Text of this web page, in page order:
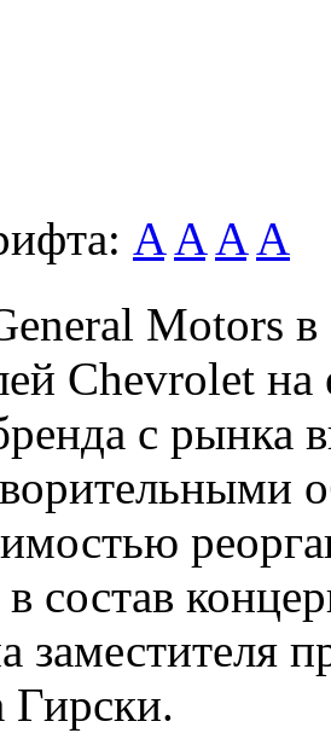
A A A A
Motors
Chevrolet
с рынка
состав
заместителя
Гирски.